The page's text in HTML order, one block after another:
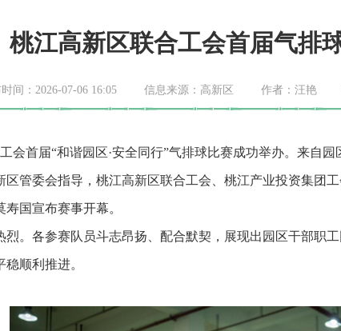
桃江高新区联合工会首届气排
间：2026-07-06 16:05 信息来源：高新区 作者：汪艳
首届“和谐园区·安全同行”气排球比赛成功举办。来自园
委会指导，桃江高新区联合工会、桃江产业投资集团工
国宣布赛事开幕。
各参赛队员斗志昂扬、配合默契，展现出园区干部职
顺利推进。